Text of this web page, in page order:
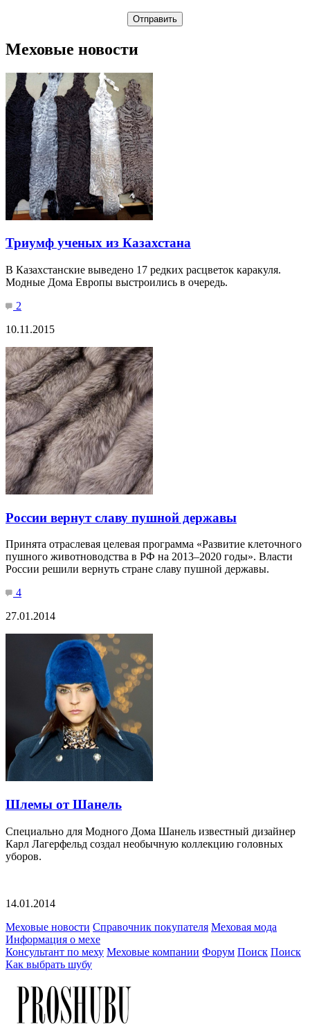
Меховые новости
Триумф ученых из Казахстана
В Казахстанские выведено 17 редких расцветок каракуля.
Модные Дома Европы выстроились в очередь.
2
10.11.2015
России вернут славу пушной державы
Принята отраслевая целевая программа «Развитие клеточного
пушного животноводства в РФ на 2013–2020 годы». Власти
России решили вернуть стране славу пушной державы.
4
27.01.2014
Шлемы от Шанель
Специально для Модного Дома Шанель известный дизайнер
Карл Лагерфельд создал необычную коллекцию головных
уборов.
14.01.2014
Меховые новости Справочник покупателя Меховая мода
Информация о мехе
Консультант по меху Меховые компании Форум Поиск Поиск
Как выбрать шубу